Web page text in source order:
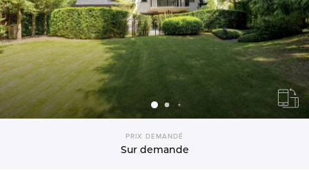
PRIX DEMANDÉ
Sur demande